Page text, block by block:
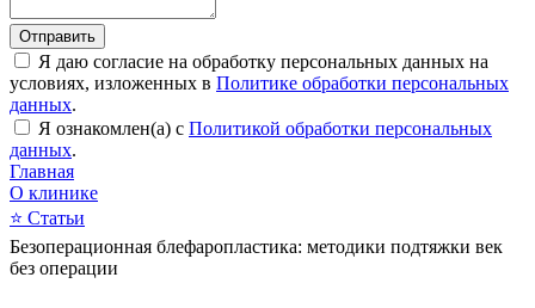
Отправить
Я даю согласие на обработку персональных данных на
условиях, изложенных в Политике обработки персональных
данных.
Я ознакомлен(а) с Политикой обработки персональных
данных.
Главная
О клинике
⭐ Статьи
Безоперационная блефаропластика: методики подтяжки век
без операции